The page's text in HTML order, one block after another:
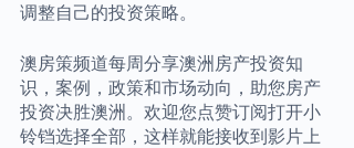
调整自己的投资策略。
澳房策频道每周分享澳洲房产投资知
识，案例，政策和市场动向，助您房产
投资决胜澳洲。欢迎您点赞订阅打开小
铃铛选择全部，这样就能接收到影片上